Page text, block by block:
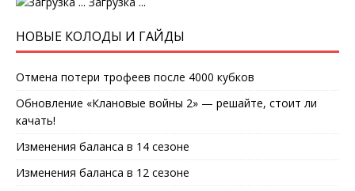
НОВЫЕ КОЛОДЫ И ГАЙДЫ
Отмена потери трофеев после 4000 кубков
Обновление «Клановые войны 2» — решайте, стоит ли
качать!
Изменения баланса в 14 сезоне
Изменения баланса в 12 сезоне